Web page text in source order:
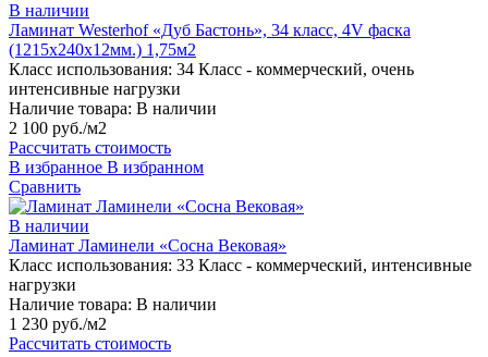
В наличии
Ламинат Westerhof «Дуб Бастонь», 34 класс, 4V фаска
(1215х240х12мм.) 1,75м2
Класс использования: 34 Класс - коммерческий, очень
интенсивные нагрузки
Наличие товара: В наличии
2 100 руб./м2
Рассчитать стоимость
В избранное В избранном
Сравнить
В наличии
Ламинат Ламинели «Сосна Вековая»
Класс использования: 33 Класс - коммерческий, интенсивные
нагрузки
Наличие товара: В наличии
1 230 руб./м2
Рассчитать стоимость